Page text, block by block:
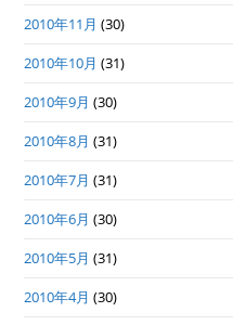
2010年11月 (30)
2010年10月 (31)
2010年9月 (30)
2010年8月 (31)
2010年7月 (31)
2010年6月 (30)
2010年5月 (31)
2010年4月 (30)